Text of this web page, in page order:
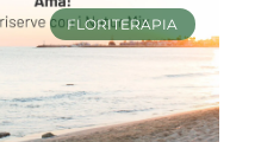
FLORITERAPIA